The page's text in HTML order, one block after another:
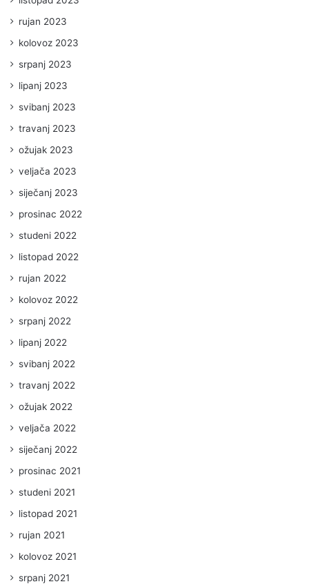
rujan 2023
kolovoz 2023
srpanj 2023
lipanj 2023
svibanj 2023
travanj 2023
ožujak 2023
veljača 2023
siječanj 2023
prosinac 2022
studeni 2022
listopad 2022
rujan 2022
kolovoz 2022
srpanj 2022
lipanj 2022
svibanj 2022
travanj 2022
ožujak 2022
veljača 2022
siječanj 2022
prosinac 2021
studeni 2021
listopad 2021
rujan 2021
kolovoz 2021
srpanj 2021